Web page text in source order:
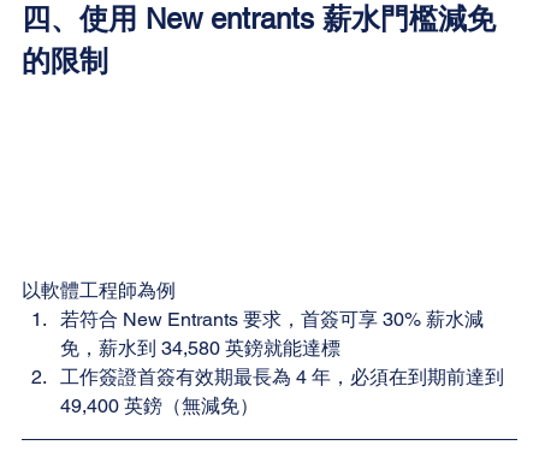
四、使用 New entrants 薪水門檻減免
的限制
以軟體工程師為例
若符合 New Entrants 要求，首簽可享 30% 薪水減
免，薪水到 34,580 英鎊就能達標
工作簽證首簽有效期最長為 4 年，必須在到期前達到
49,400 英鎊（無減免）